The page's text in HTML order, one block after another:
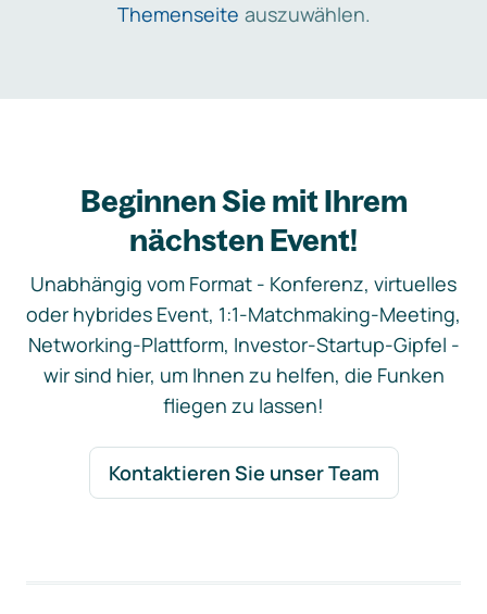
Themenseite auszuwählen.
Beginnen Sie mit Ihrem
nächsten Event!
Unabhängig vom Format - Konferenz, virtuelles
oder hybrides Event, 1:1-Matchmaking-Meeting,
Networking-Plattform, Investor-Startup-Gipfel -
wir sind hier, um Ihnen zu helfen, die Funken
fliegen zu lassen!
Kontaktieren Sie unser Team